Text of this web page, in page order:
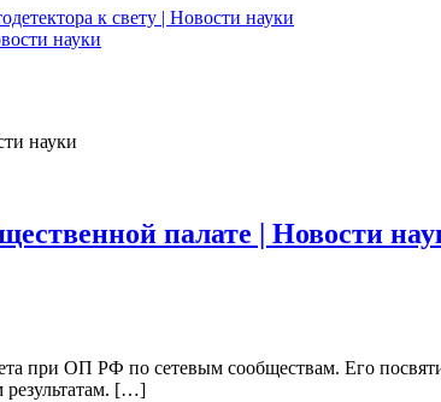
к свету | Новости науки
науки
палате | Новости
при ОП РФ по сетевым сообществам. Его
[…]